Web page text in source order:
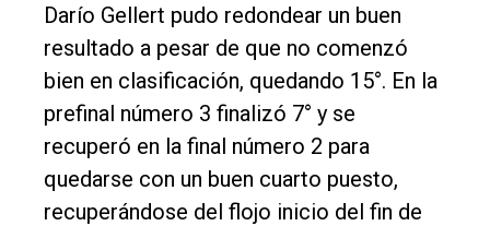
Darío Gellert pudo redondear un buen
resultado a pesar de que no comenzó
bien en clasificación, quedando 15°. En la
prefinal número 3 finalizó 7° y se
recuperó en la final número 2 para
quedarse con un buen cuarto puesto,
recuperándose del flojo inicio del fin de